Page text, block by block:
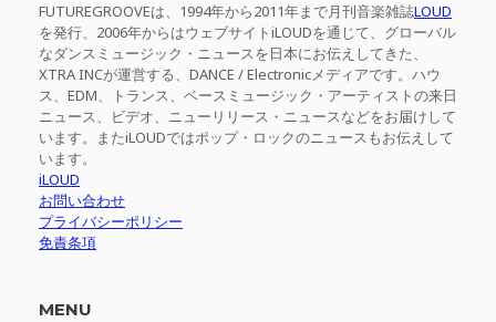
FUTUREGROOVEは、1994年から2011年まで月刊音楽雑誌LOUD
を発行、2006年からはウェブサイトiLOUDを通じて、グローバル
なダンスミュージック・ニュースを日本にお伝えしてきた、
XTRA INCが運営する、DANCE / Electronicメディアです。ハウ
ス、EDM、トランス、ベースミュージック・アーティストの来日
ニュース、ビデオ、ニューリリース・ニュースなどをお届けして
います。またiLOUDではポップ・ロックのニュースもお伝えして
います。
iLOUD
お問い合わせ
プライバシーポリシー
免責条項
MENU